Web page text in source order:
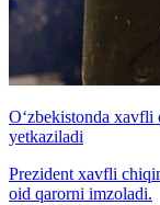
O‘zbekistonda xavfli
yetkaziladi
Prezident xavfli
oid qarorni imzoladi.